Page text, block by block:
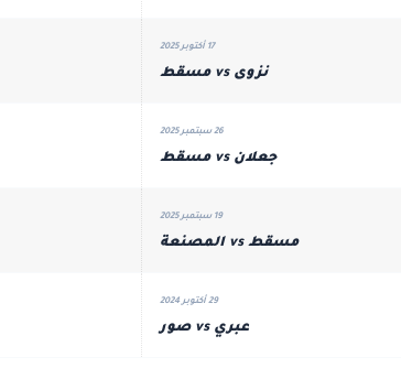
17 أكتوبر 2025
نزوى vs مسقط
26 سبتمبر 2025
جعلان vs مسقط
19 سبتمبر 2025
مسقط vs المصنعة
29 أكتوبر 2024
عبري vs صور